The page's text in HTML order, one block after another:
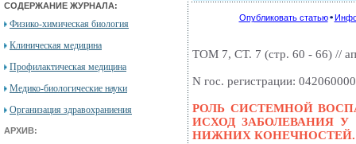
СОДЕРЖАНИЕ ЖУРНАЛА:
Физико-химическая биология
Клиническая медицина
Профилактическая медицина
Медико-биологические науки
Организация здравохраниения
АРХИВ:
Опубликовать статью
ТОМ 7, СТ. 7 (стр. 60 - 66) //
N гос. регистрации:
РОЛЬ СИСТЕМНОЙ
ИСХОД ЗАБОЛЕВАНИЯ
НИЖНИХ КОНЕЧНОСТЕЙ.